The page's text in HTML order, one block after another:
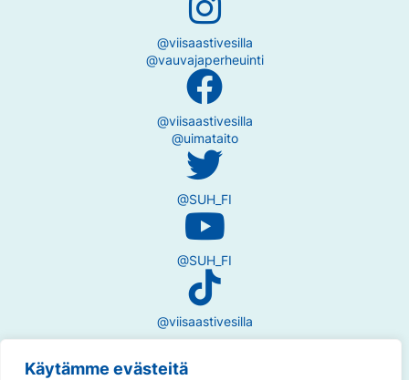
Käytämme evästeitä
@viisaastivesilla
@vauvajaperheuinti
@viisaastivesilla
@uimataito
@SUH_FI
@SUH_FI
@viisaastivesilla